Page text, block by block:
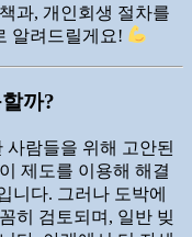
과, 개인회생 절차를
알려드릴게요!
까?
람들을 위해 고안된
제도를 이용해 해결
니다. 그러나 도박에
히 검토되며, 일반 빚